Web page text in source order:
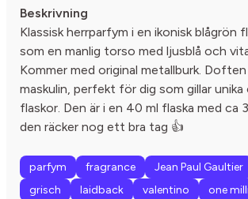
Beskrivning
Klassisk herrparfym i en ikonisk blågrön
som en manlig torso med ljusblå och
Kommer med original metallburk.
maskulin, perfekt för dig som gillar
flaskor. Den är i en 40 ml flaska med ca
den räcker nog ett bra tag 👍
parfym fragrance Jean Paul Gaultier
grisch
laidback valentino one